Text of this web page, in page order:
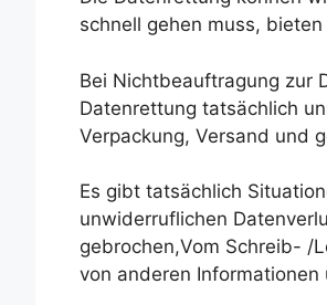
schnell gehen muss,
Bei Nichtbeauftragung zur
Datenrettung tatsächlich
Verpackung, Versand und
Es gibt tatsächlich
unwiderruflichen
gebrochen,Vom Schreib- /
von anderen